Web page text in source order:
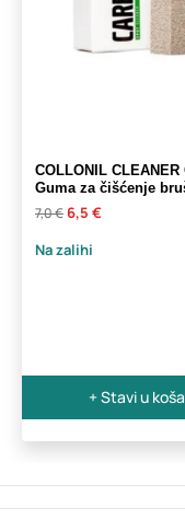
COLLONIL CLEANER
Guma za čišćenje
7,0 € 6,5 €
Na zalihi
+ Stavi u